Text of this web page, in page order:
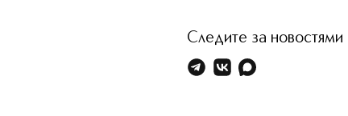
Следите за новостями